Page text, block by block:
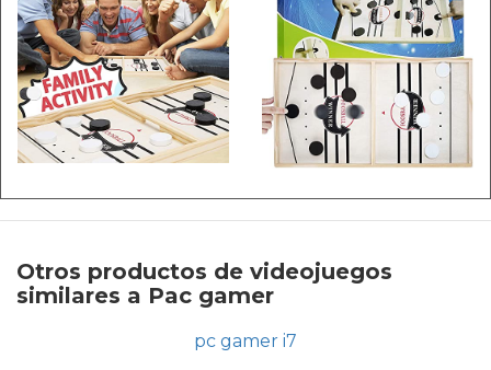
Otros productos de videojuegos
similares a Pac gamer
pc gamer i7